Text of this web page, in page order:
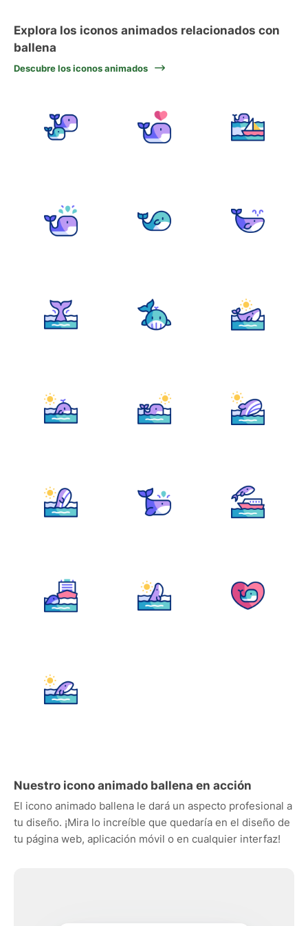
Explora los iconos animados relacionados con
ballena
Descubre los iconos animados
Nuestro icono animado ballena en acción
El icono animado ballena le dará un aspecto profesional a
tu diseño. ¡Mira lo increíble que quedaría en el diseño de
tu página web, aplicación móvil o en cualquier interfaz!